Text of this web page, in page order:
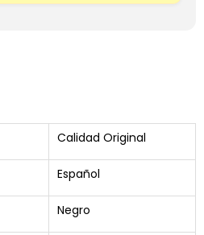
Calidad Original
Español
Negro